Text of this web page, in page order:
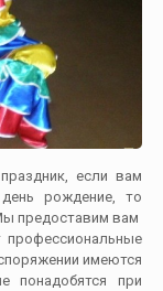
если вам
рождение, то
предоставим вам
профессиональные
имеются
понадобятся при